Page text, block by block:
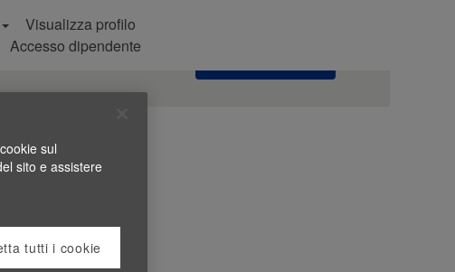
Visualizza profilo
Accesso dipendente
sul
sito e assistere
tutti i cookie